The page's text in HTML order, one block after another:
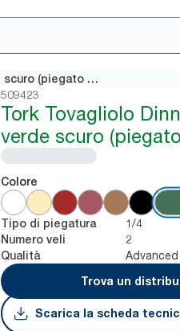
Tork Tovagliolo Dinner Textured verde scuro (piegato in 4)
509423
Tork Tovagliolo
verde scuro
Colore
Tipo di piegatura 1/4
Numero veli 2
Qualità
Advanced
Trova un
Scarica la scheda